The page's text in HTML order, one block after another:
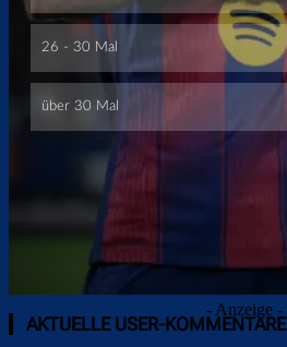
- Anzeige -
AKTUELLE USER-KOMMENTARE